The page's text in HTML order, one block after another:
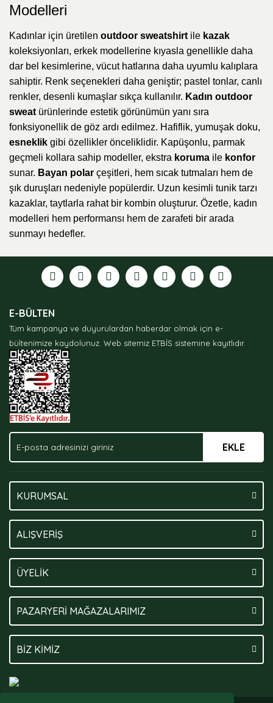
Modelleri
Kadınlar için üretilen outdoor sweatshirt ile kazak
koleksiyonları, erkek modellerine kıyasla genellikle daha
dar bel kesimlerine, vücut hatlarına daha uyumlu kalıplara
sahiptir. Renk seçenekleri daha geniştir; pastel tonlar, canlı
renkler, desenli kumaşlar sıkça kullanılır. Kadın outdoor
sweat ürünlerinde estetik görünümün yanı sıra
fonksiyonellik de göz ardı edilmez. Hafiflik, yumuşak doku,
esneklik gibi özellikler önceliklidir. Kapüşonlu, parmak
geçmeli kollara sahip modeller, ekstra koruma ile konfor
sunar. Bayan polar çeşitleri, hem sıcak tutmaları hem de
şık duruşları nedeniyle popülerdir. Uzun kesimli tunik tarzı
kazaklar, taytlarla rahat bir kombin oluşturur. Özetle, kadın
modelleri hem performansı hem de zarafeti bir arada
sunmayı hedefler.
E-BÜLTEN
Tüm kampanya ve duyurulardan haberdar olmak için e-
bültenimize kaydolunuz. Web sitemiz ETBİS sistemine kayıtlıdır.
EKLE
KURUMSAL
ALIŞVERİŞ
ÜYELİK
PAZARYERİ MAĞAZALARIMIZ
BİZ KİMİZ